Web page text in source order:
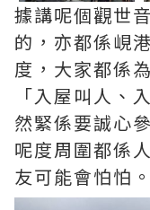
據講呢個觀世
的，亦都係峴
度，大家都係
「入屋叫人、
然緊係要誠心
呢度周圍都係
友可能會怕怕。